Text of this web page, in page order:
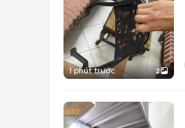
1 phút trước 2